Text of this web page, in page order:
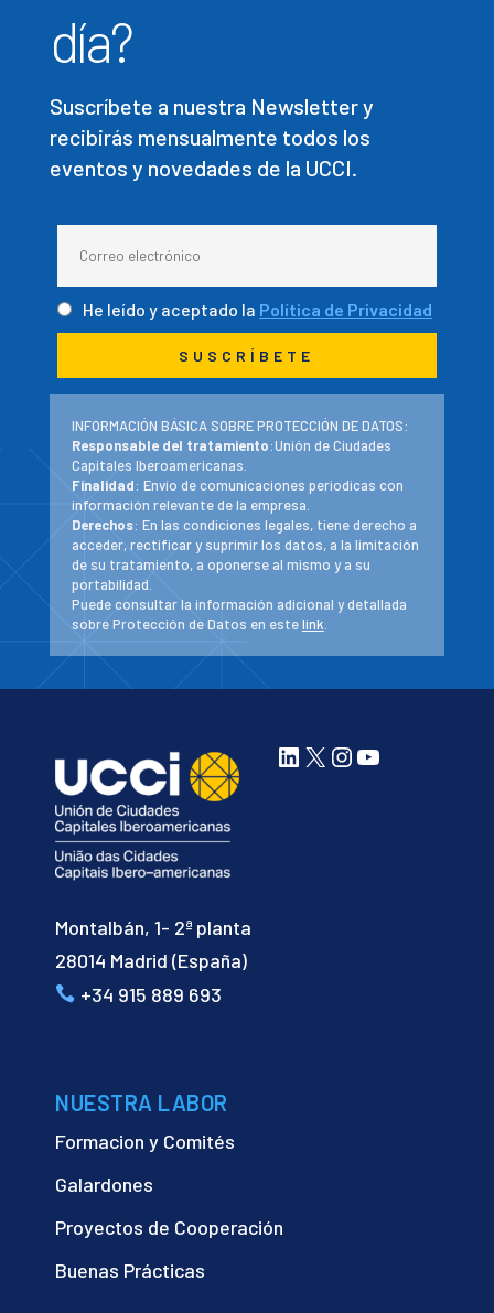
día?
Suscríbete a nuestra Newsletter y
recibirás mensualmente todos los
eventos y novedades de la UCCI.
He leído y aceptado la Política de Privacidad
INFORMACIÓN BÁSICA SOBRE PROTECCIÓN DE DATOS:
Responsable del tratamiento:Unión de Ciudades
Capitales Iberoamericanas.
Finalidad: Envío de comunicaciones periodicas con
información relevante de la empresa.
Derechos: En las condiciones legales, tiene derecho a
acceder, rectificar y suprimir los datos, a la limitación
de su tratamiento, a oponerse al mismo y a su
portabilidad.
Puede consultar la información adicional y detallada
sobre Protección de Datos en estelink
Montalbán, 1- 2ª planta
28014 Madrid (España)
+34 915 889 693
LinkedIn
X Instagram
YouTube
NUESTRA LABOR
Formacion y Comités
Galardones
Proyectos de Cooperación
Buenas Prácticas